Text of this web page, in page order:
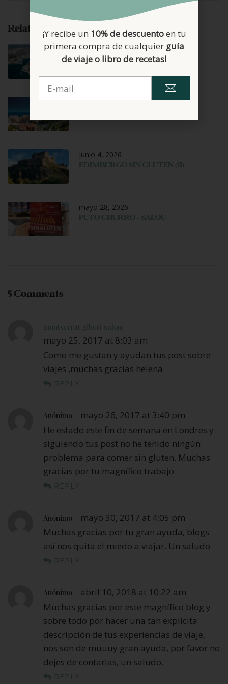
Related Posts
agosto 6, 2026
ZADAR SIN GLUTEN
junio 25, 2026
junio 4, 2026
EDIMBURGO SIN GLUTEN (II)
mayo 28, 2026
PUTO CHURRO – SALOU
5 Comments
montserrat gibert salom
mayo 25, 2017 at 8:03 am
Como me gustan y ayudan tus post sobre
viajes ,muchas gracias helena.
REPLY
Anónimo
mayo 26, 2017 at 3:40 pm
He estado este fin de semana en Londres y
siguiendo tus post no he tenido ningún
problema para comer sin gluten. Muchas
gracias por tu magnífico trabajo
REPLY
Anónimo
mayo 30, 2017 at 4:05 pm
Muchas gracias por tu gran ayuda, blogs
así nos quita el miedo a viajar. Un saludo
REPLY
Anónimo
abril 10, 2018 at 10:22 am
Muchas gracias por este magnífico blog y
sobre todo por hacer una tan explícita
descripción de tus experiencias de viaje,
nos son de muuuy gran ayuda, por favor no
dejes de contarlas, un saludo.
REPLY
¡Y recibe un 10% de descuentoen tu
primera compra de cualquier guía
de viaje o libro de recetas!